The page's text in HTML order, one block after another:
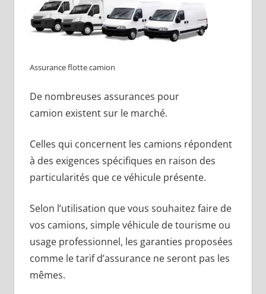
Assurance flotte camion
De nombreuses assurances pour
camion existent sur le marché.
Celles qui concernent les camions répondent
à des exigences spécifiques en raison des
particularités que ce véhicule présente.
Selon l’utilisation que vous souhaitez faire de
vos camions, simple véhicule de tourisme ou
usage professionnel, les garanties proposées
comme le tarif d’assurance ne seront pas les
mêmes.